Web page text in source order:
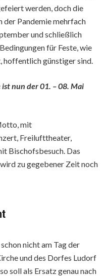
werden, doch die
der Pandemie mehrfach
und schließlich
für Feste, wie
hoffentlich günstiger sind.
nun der 01. – 08. Mai
mit
Freilufttheater,
Bischofsbesuch. Das
zu gegebener Zeit noch
nicht am Tag der
und des Dorfes Ludorf
soll als Ersatz genau nach